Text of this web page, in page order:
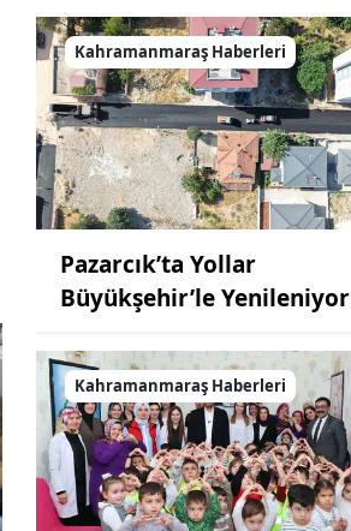
Kahramanmaraş Haberleri
Pazarcık’ta Yollar
Büyükşehir’le Yenileniyor
Kahramanmaraş Haberleri